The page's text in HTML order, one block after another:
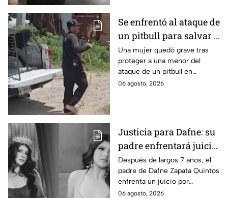
Se enfrentó al ataque de
un pitbull para salvar a
una menor; hoy lucha
por su vida en Zapopan
Una mujer quedó grave tras
proteger a una menor del
ataque de un pitbull en
Zapopan; la víctima sufrió
06 agosto, 2026
Justicia para Dafne: su
padre enfrentará juicio
por presunto abuso
cometido en 2019 en
Tamaulipas
Después de largos 7 años, el
padre de Dafne Zapata Quintos
enfrenta un juicio por
presuntamente abusar de la
06 agosto, 2026